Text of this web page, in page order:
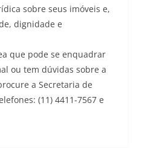
sobre seus imóveis e,
dignidade e
que pode se enquadrar
ou tem dúvidas sobre a
a Secretaria de
(11) 4411-7567 e